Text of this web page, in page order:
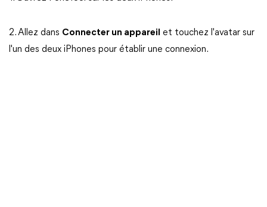
2. Allez dans Connecter un appareil et touchez l'avatar sur
l'un des deux iPhones pour établir une connexion.